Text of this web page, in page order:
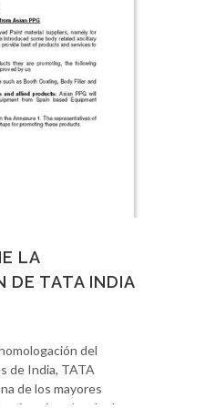
confiando
de acciones
la eficacia en
a talleres e
dudas planteadas en
el filtrado, y
comprimido así como
de alta
LA
DE TATA INDIA
del
de India, TATA
de los mayores